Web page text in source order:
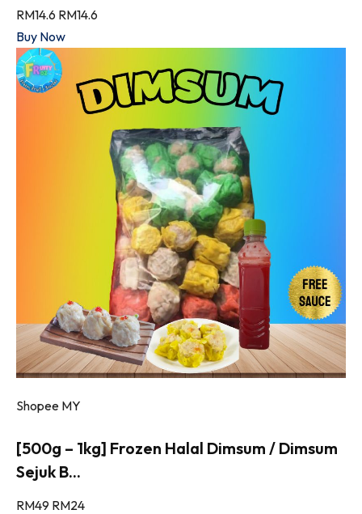
RM14.6 RM14.6
Buy Now
Shopee MY
[500g – 1kg] Frozen Halal Dimsum / Dimsum
Sejuk B...
RM49 RM24